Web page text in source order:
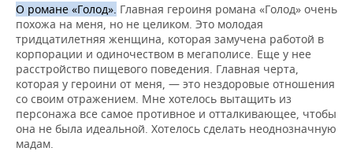
О романе «Голод». Главная героиня романа «Голод» очень
похожа на меня, но не целиком. Это молодая
тридцатилетняя женщина, которая замучена работой в
корпорации и одиночеством в мегаполисе. Еще у нее
расстройство пищевого поведения. Главная черта,
которая у героини от меня, — это нездоровые отношения
со своим отражением. Мне хотелось вытащить из
персонажа все самое противное и отталкивающее, чтобы
она не была идеальной. Хотелось сделать неоднозначную
мадам.